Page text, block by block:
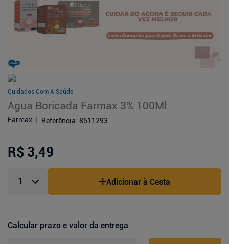
Cuidados Com A Saúde
Agua Boricada Farmax 3% 100Ml
Farmax Referência: 8511293
R$ 3,49
Adicionar à Cesta
Calcular prazo e valor da entrega
5º mounjaro
10º shampoo